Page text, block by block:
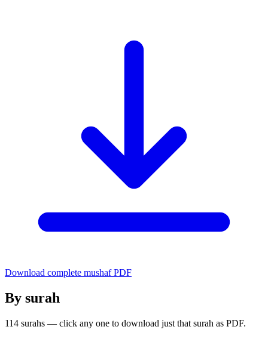
Download complete mushaf PDF
By surah
114 surahs — click any one to download just that surah as PDF.